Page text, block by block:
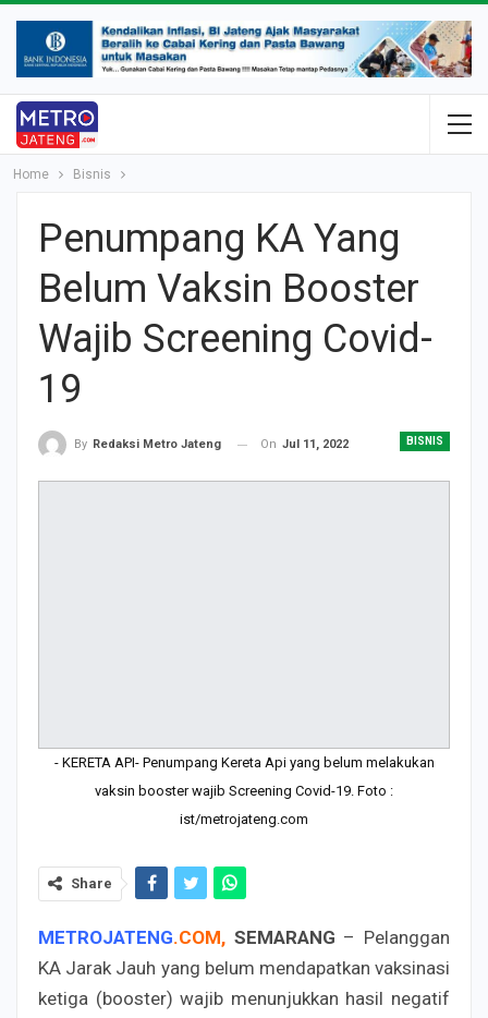
Home Bisnis
Penumpang KA Yang
Belum Vaksin Booster
Wajib Screening Covid-
19
BISNIS
By Redaksi Metro Jateng On Jul 11, 2022
- KERETA API- Penumpang Kereta Api yang belum melakukan
vaksin booster wajib Screening Covid-19. Foto :
ist/metrojateng.com
Share
METROJATENG.COM, SEMARANG – Pelanggan
KA Jarak Jauh yang belum mendapatkan vaksinasi
ketiga (booster) wajib menunjukkan hasil negatif